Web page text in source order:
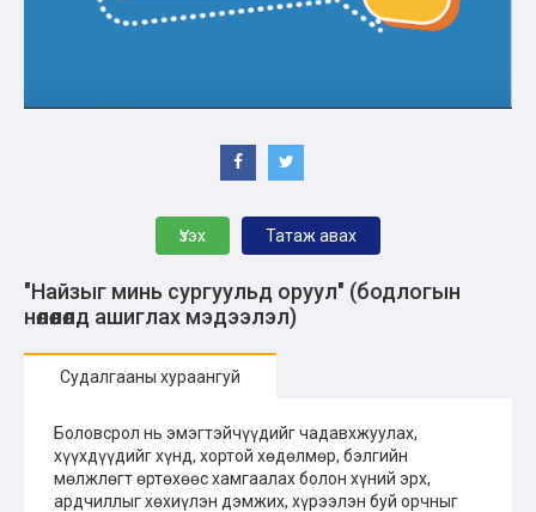
Үзэх Татаж авах
"Найзыг минь сургуульд оруул" (бодлогын
нөлөөлөлд ашиглах мэдээлэл)
Судалгааны хураангуй
Боловсрол нь эмэгтэйчүүдийг чадавхжуулах,
хүүхдүүдийг хүнд, хортой хөдөлмөр, бэлгийн
мөлжлөгт өртөхөөс хамгаалах болон хүний эрх,
ардчиллыг хөхиүлэн дэмжих, хүрээлэн буй орчныг